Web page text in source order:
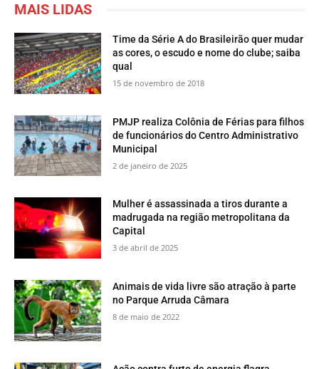
MAIS LIDAS
Time da Série A do Brasileirão quer mudar
as cores, o escudo e nome do clube; saiba
qual
15 de novembro de 2018
PMJP realiza Colônia de Férias para filhos
de funcionários do Centro Administrativo
Municipal
2 de janeiro de 2025
Mulher é assassinada a tiros durante a
madrugada na região metropolitana da
Capital
3 de abril de 2025
​Animais de vida livre são atração à parte
no Parque Arruda Câmara
8 de maio de 2022